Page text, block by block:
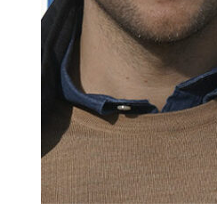
SEARCH